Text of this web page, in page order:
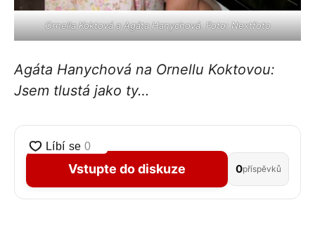
Ornella Koktová a Agáta Hanychová. Foto: Nextfoto
Agáta Hanychová na Ornellu Koktovou:
Jsem tlustá jako ty…
Vstupte do diskuze 0příspěvků